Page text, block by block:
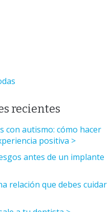
recientes
con autismo: cómo hacer
positiva
antes de un implante
relación que debes cuidar